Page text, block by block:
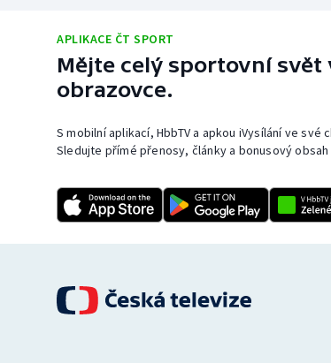
APLIKACE ČT SPORT
Mějte celý sportovní svět
obrazovce.
S mobilní aplikací, HbbTV a apkou iVysílání ve
Sledujte přímé přenosy, články a bonusový